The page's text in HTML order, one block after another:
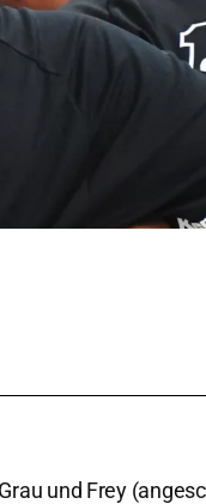
und Frey